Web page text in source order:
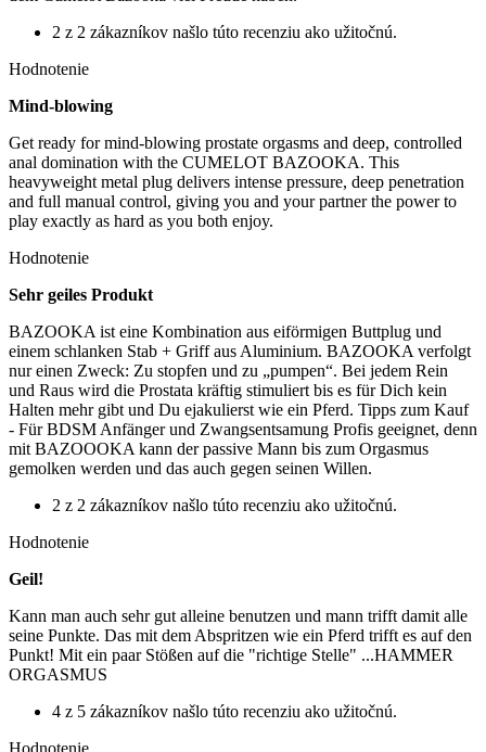
2 z 2 zákazníkov našlo túto recenziu ako užitočnú.
Hodnotenie
Mind-blowing
Get ready for mind-blowing prostate orgasms and deep, controlled
anal domination with the CUMELOT BAZOOKA. This
heavyweight metal plug delivers intense pressure, deep penetration
and full manual control, giving you and your partner the power to
play exactly as hard as you both enjoy.
Hodnotenie
Sehr geiles Produkt
BAZOOKA ist eine Kombination aus eiförmigen Buttplug und
einem schlanken Stab + Griff aus Aluminium. BAZOOKA verfolgt
nur einen Zweck: Zu stopfen und zu „pumpen“. Bei jedem Rein
und Raus wird die Prostata kräftig stimuliert bis es für Dich kein
Halten mehr gibt und Du ejakulierst wie ein Pferd. Tipps zum Kauf
- Für BDSM Anfänger und Zwangsentsamung Profis geeignet, denn
mit BAZOOOKA kann der passive Mann bis zum Orgasmus
gemolken werden und das auch gegen seinen Willen.
2 z 2 zákazníkov našlo túto recenziu ako užitočnú.
Hodnotenie
Geil!
Kann man auch sehr gut alleine benutzen und mann trifft damit alle
seine Punkte. Das mit dem Abspritzen wie ein Pferd trifft es auf den
Punkt! Mit ein paar Stößen auf die "richtige Stelle" ...HAMMER
ORGASMUS
4 z 5 zákazníkov našlo túto recenziu ako užitočnú.
Hodnotenie